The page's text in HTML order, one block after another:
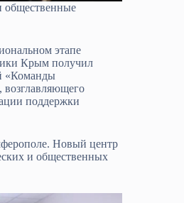
общественные
этапе
Крым получил
«Команды
поддержки
Новый центр
и общественных